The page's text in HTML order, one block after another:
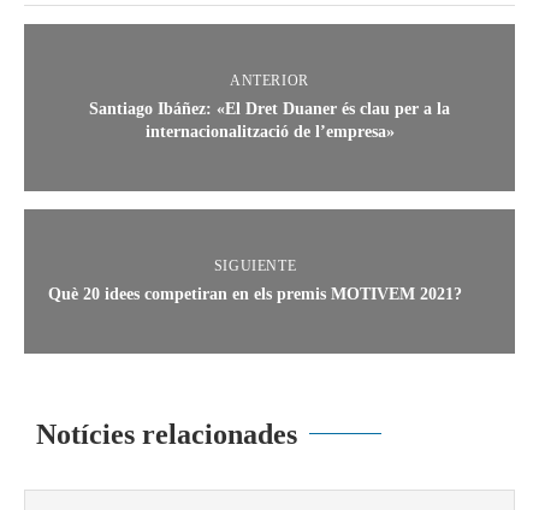
ANTERIOR
Santiago Ibáñez: «El Dret Duaner és clau per a la
internacionalització de l’empresa»
SIGUIENTE
Què 20 idees competiran en els premis MOTIVEM 2021?
Notícies relacionades